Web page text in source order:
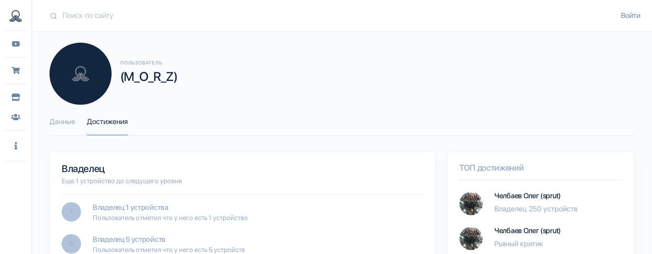
Войти
ПОЛЬЗОВАТЕЛЬ
(M_O_R_Z)
Данные Достижения
Владелец
Еще 1 устройство до следущего уровня
1 Владелец 1 устройства
Пользователь отметил что у него есть 1 устройство
5 Владелец 5 устройств
Пользователь отметил что у него есть 5 устройств
ТОП достижений
Челбаев Олег (sprut)
Владелец 250 устройств
Челбаев Олег (sprut)
Рьяный критик